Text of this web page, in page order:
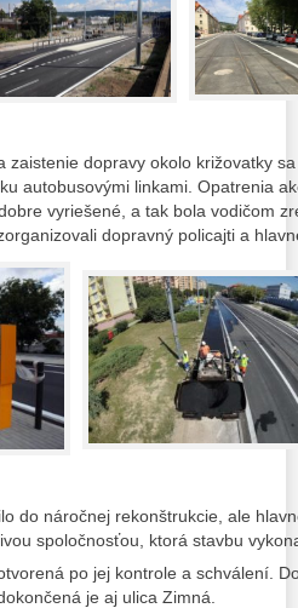
zaistenie dopravy okolo križovatky
autobusovými linkami. Opatrenia
vyriešené, a tak bola vodičom
dopravný policajti a
do náročnej rekonštrukcie, ale
spoločnosťou, ktorá stavbu
po jej kontrole a schválení.
je aj ulica Zimná.